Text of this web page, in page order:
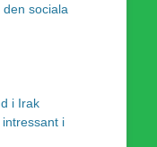
sociala
i Irak
i